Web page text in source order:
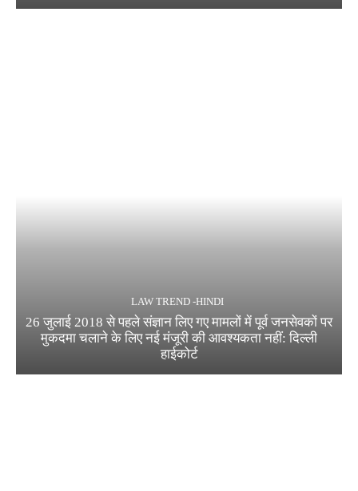
LAW TREND -HINDI
26 जुलाई 2018 से पहले संज्ञान लिए गए मामलों में पूर्व जनसेवकों पर
मुकदमा चलाने के लिए नई मंजूरी की आवश्यकता नहीं: दिल्ली
हाईकोर्ट